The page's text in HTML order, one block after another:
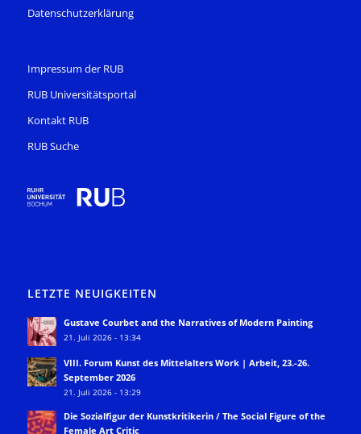
Datenschutzerklärung
Impressum der RUB
RUB Universitätsportal
Kontakt RUB
RUB Suche
LETZTE NEUIGKEITEN
Gustave Courbet and the Narratives of Modern Painting
21. Juli 2026 - 13:34
VIII. Forum Kunst des Mittelalters Work | Arbeit, 23.-26.
September 2026
21. Juli 2026 - 13:29
Die Sozialfigur der Kunstkritikerin / The Social Figure of the
Female Art Critic